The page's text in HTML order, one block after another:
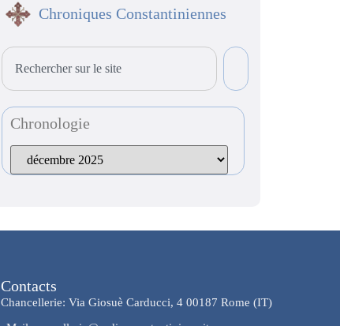
Chroniques Constantiniennes
Chronologie
Contacts
Chancellerie: Via Giosuè Carducci, 4 00187 Rome (IT)